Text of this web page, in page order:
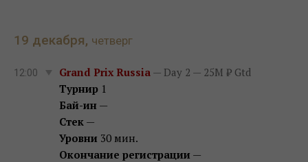
19 декабря, четверг
12:00 Grand Prix Russia — Day 2 — 25M ₽ Gtd
Турнир 1
Бай-ин —
Стек —
Уровни 30 мин.
Окончание регистрации —